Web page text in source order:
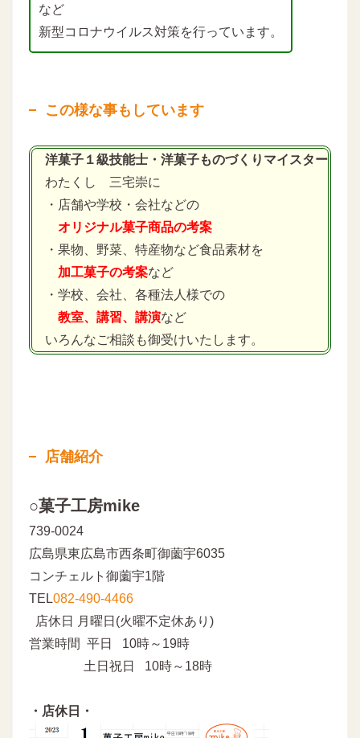
など
新型コロナウイルス対策を行っています。
この様な事もしています
洋菓子１級技能士・洋菓子ものづくりマイスター
わたくし 三宅崇に
・店舗や学校・会社などの
オリジナル菓子商品の考案
・果物、野菜、特産物など食品素材を
加工菓子の考案など
・学校、会社、各種法人様での
教室、講習、講演など
いろんなご相談も御受けいたします。
店舗紹介
○菓子工房mike
739-0024
広島県東広島市西条町御薗宇6035
コンチェルト御薗宇1階
TEL082-490-4466
店休日 月曜日(火曜不定休あり)
営業時間 平日 10時～19時
土日祝日 10時～18時
・店休日・